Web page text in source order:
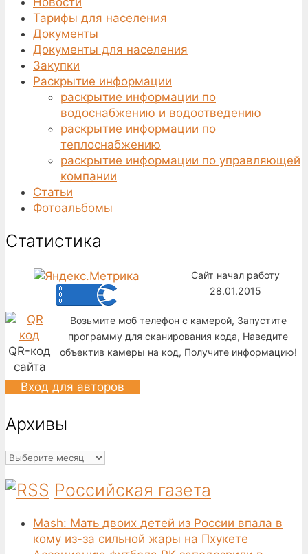
Тарифы для населения
Документы
Документы для населения
Закупки
Раскрытие информации
раскрытие информации по
водоснабжению и водоотведению
раскрытие информации по
теплоснабжению
раскрытие информации по управляющей
компании
Статьи
Фотоальбомы
Статистика
Сайт начал работу
28.01.2015
QR-код
сайта
Возьмите моб телефон с камерой, Запустите
программу для сканирования кода, Наведите
объектив камеры на код, Получите информацию!
Вход для авторов
Архивы
Архивы
Российская газета
Mash: Мать двоих детей из России впала в
кому из-за сильной жары на Пхукете